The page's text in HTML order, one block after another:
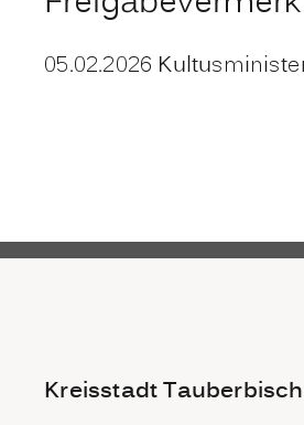
05.02.2026
Kreisstadt